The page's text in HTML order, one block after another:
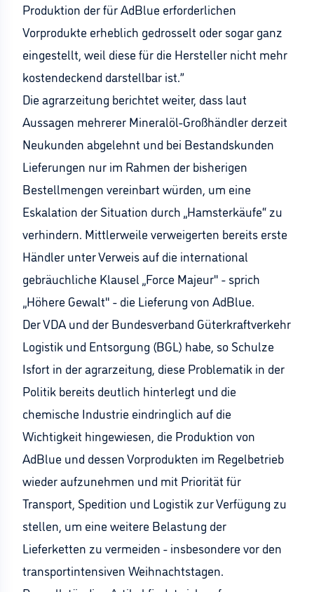
Produktion der für AdBlue erforderlichen
Vorprodukte erheblich gedrosselt oder sogar ganz
eingestellt, weil diese für die Hersteller nicht mehr
kostendeckend darstellbar ist.”
Die agrarzeitung berichtet weiter, dass laut
Aussagen mehrerer Mineralöl-Großhändler derzeit
Neukunden abgelehnt und bei Bestandskunden
Lieferungen nur im Rahmen der bisherigen
Bestellmengen vereinbart würden, um eine
Eskalation der Situation durch „Hamsterkäufe“ zu
verhindern. Mittlerweile verweigerten bereits erste
Händler unter Verweis auf die international
gebräuchliche Klausel „Force Majeur" - sprich
„Höhere Gewalt" - die Lieferung von AdBlue.
Der VDA und der Bundesverband Güterkraftverkehr
Logistik und Entsorgung (BGL) habe, so Schulze
Isfort in der agrarzeitung, diese Problematik in der
Politik bereits deutlich hinterlegt und die
chemische Industrie eindringlich auf die
Wichtigkeit hingewiesen, die Produktion von
AdBlue und dessen Vorprodukten im Regelbetrieb
wieder aufzunehmen und mit Priorität für
Transport, Spedition und Logistik zur Verfügung zu
stellen, um eine weitere Belastung der
Lieferketten zu vermeiden - insbesondere vor den
transportintensiven Weihnachtstagen.